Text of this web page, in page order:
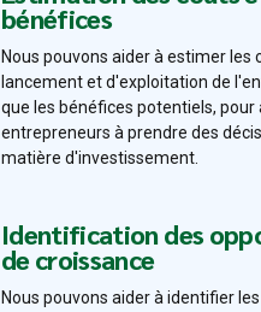
bénéfices
Nous pouvons aider à estimer les
lancement et d'exploitation de
que les bénéfices potentiels, pour
entrepreneurs à prendre des
matière d'investissement.
Identification des
de croissance
Nous pouvons aider à identifier